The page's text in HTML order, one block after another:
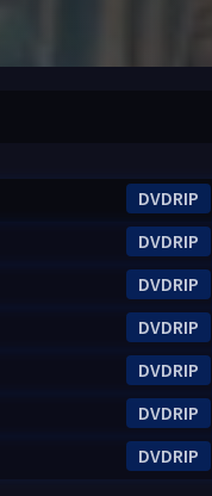
DVDRIP
DVDRIP
DVDRIP
DVDRIP
DVDRIP
DVDRIP
DVDRIP